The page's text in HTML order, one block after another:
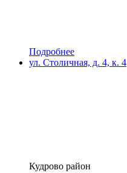
Подробнее
ул. Столичная, д. 4, к. 4
Кудрово район